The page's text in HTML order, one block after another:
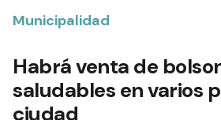
Municipalidad
Habrá venta de
saludables en varios
ciudad